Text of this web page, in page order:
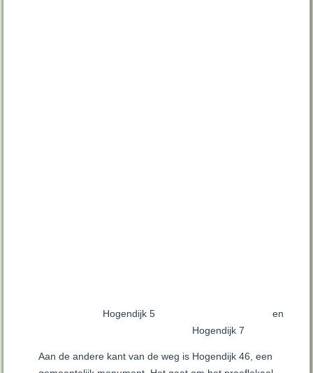
Hogendijk 5 en
Hogendijk 7
Aan de andere kant van de weg is Hogendijk 46, een